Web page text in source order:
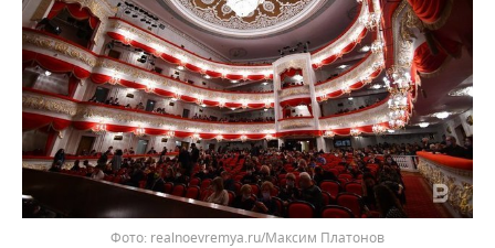
Фото: realnoevremya.ru/Максим Платонов